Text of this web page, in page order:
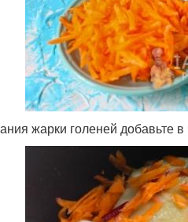
жарки голеней добавьте